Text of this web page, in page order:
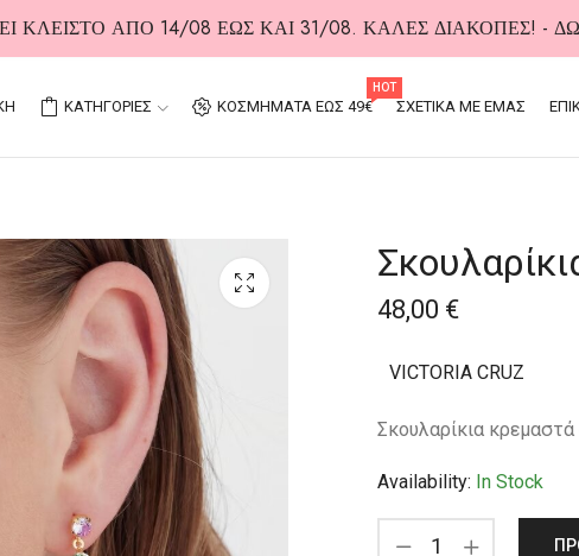
ΚΛΕΙΣΤΟ ΑΠΟ 14/08 ΕΩΣ ΚΑΙ 31/08. ΚΑΛΕΣ ΔΙΑΚΟΠΕΣ! -
ΚΑΤΗΓΟΡΙΕΣ ΚΟΣΜΗΜΑΤΑ ΕΩΣ 49€
HOT
ΣΧΕΤΙΚΑ ΜΕ ΕΜΑΣ
48,00 €
VICTORIA CRUZ
Σκουλαρίκια
Availability: In Stock